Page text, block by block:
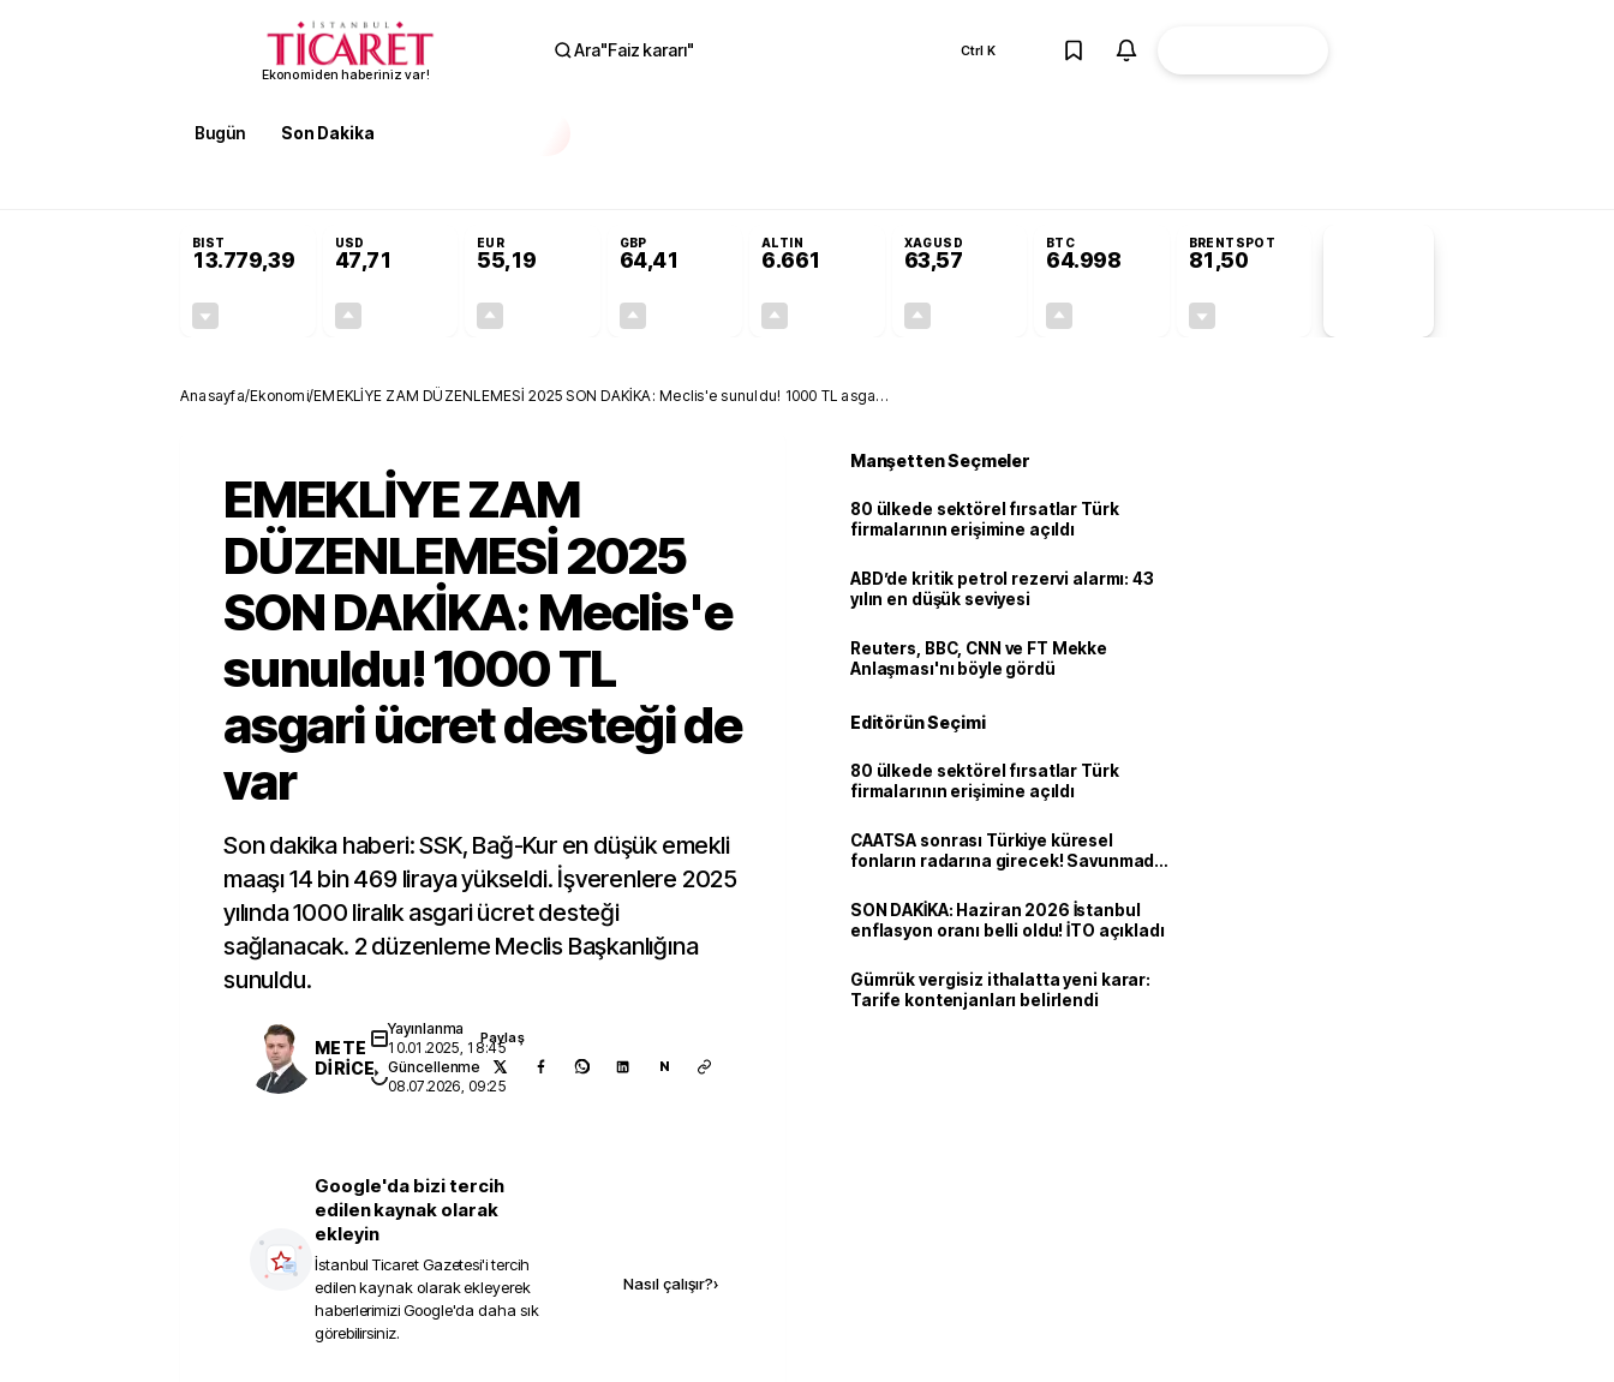
Ekonomiden haberiniz var!
Ara"Faiz kararı" Ctrl K
Bugün Son Dakika
BIST
13.779,39
USD
47,71
EUR
55,19
GBP
64,41
ALTIN
6.661
XAGUSD
63,57
BTC
64.998
BRENTSPOT
81,50
Anasayfa/Ekonomi/EMEKLİYE ZAM DÜZENLEMESİ 2025 SON DAKİKA: Meclis'e sunuldu! 1000 TL asgari
EMEKLİYE ZAM
DÜZENLEMESİ 2025
SON DAKİKA: Meclis'e
sunuldu! 1000 TL
asgari ücret desteği de
var
Son dakika haberi: SSK, Bağ-Kur en düşük emekli
maaşı 14 bin 469 liraya yükseldi. İşverenlere 2025
yılında 1000 liralık asgari ücret desteği
sağlanacak. 2 düzenleme Meclis Başkanlığına
sunuldu.
METE
DİRİCE
Yayınlanma
10.01.2025, 18:45
Güncellenme
08.07.2026, 09:25
Paylaş
N
Google'da bizi tercih
edilen kaynak olarak
ekleyin
İstanbul Ticaret Gazetesi'i tercih
edilen kaynak olarak ekleyerek
haberlerimizi Google'da daha sık
görebilirsiniz.
Nasıl çalışır?›
Manşetten Seçmeler
80 ülkede sektörel fırsatlar Türk
firmalarının erişimine açıldı
ABD’de kritik petrol rezervi alarmı: 43
yılın en düşük seviyesi
Reuters, BBC, CNN ve FT Mekke
Anlaşması'nı böyle gördü
Editörün Seçimi
80 ülkede sektörel fırsatlar Türk
firmalarının erişimine açıldı
CAATSA sonrası Türkiye küresel
fonların radarına girecek! Savunmadan
SON DAKİKA: Haziran 2026 İstanbul
enflasyon oranı belli oldu! İTO açıkladı
Gümrük vergisiz ithalatta yeni karar:
Tarife kontenjanları belirlendi